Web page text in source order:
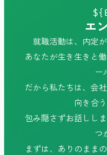
エ
就職活動は、内定
あなたが生き生きと
ー
だから私たちは、会
向き合
包み隠さずお話しし
つ
まずは、ありのまま